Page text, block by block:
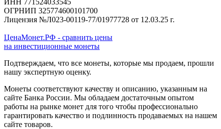
ОГРНИП 325774600101700
Лицензия №Л023-00119-77/01977728 от 12.03.25 г.
ЦенаМонет.РФ - сравнить цены
на инвестиционные монеты
Подтверждаем, что все монеты, которые мы продаем, прошли
нашу экспертную оценку.
Монеты соответствуют качеству и описанию, указанным на
сайте Банка России. Мы обладаем достаточным опытом
работы на рынке монет для того чтобы профессионально
гарантировать качество и подлинность продаваемых на нашем
сайте товаров.